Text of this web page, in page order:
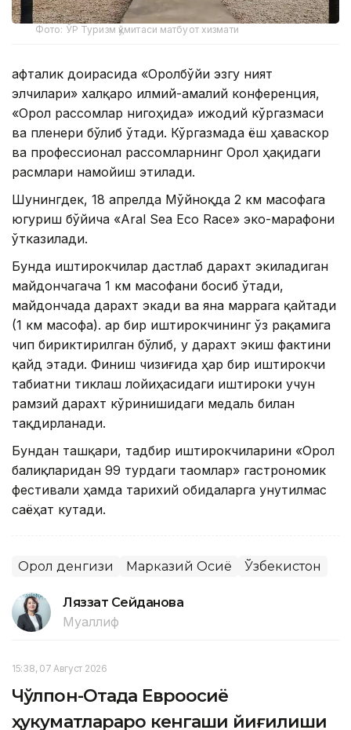
Фото: ЎР Туризм қўмитаси матбуот хизмати
Ҳафталик доирасида «Оролбўйи эзгу ният
элчилари» халқаро илмий-амалий конференция,
«Орол рассомлар нигоҳида» ижодий кўргазмаси
ва пленери бўлиб ўтади. Кўргазмада ёш ҳаваскор
ва профессионал рассомларнинг Орол ҳақидаги
расмлари намойиш этилади.
Шунингдек, 18 апрелда Мўйноқда 2 км масофага
югуриш бўйича «Aral Sea Eco Race» эко-марафони
ўтказилади.
Бунда иштирокчилар дастлаб дарахт экиладиган
майдончагача 1 км масофани босиб ўтади,
майдончада дарахт экади ва яна маррага қайтади
(1 км масофа). Ҳар бир иштирокчининг ўз рақамига
чип бириктирилган бўлиб, у дарахт экиш фактини
қайд этади. Финиш чизиғида ҳар бир иштирокчи
табиатни тиклаш лойиҳасидаги иштироки учун
рамзий дарахт кўринишидаги медаль билан
тақдирланади.
Бундан ташқари, тадбир иштирокчиларини «Орол
балиқларидан 99 турдаги таомлар» гастрономик
фестивали ҳамда тарихий обидаларга унутилмас
саёҳат кутади.
Орол денгизи Марказий Осиё Ўзбекистон
Ляззат Сейданова
Муаллиф
15:38, 07 Август 2026
Чўлпон-Отада Евроосиё
ҳукуматлараро кенгаши йиғилиши